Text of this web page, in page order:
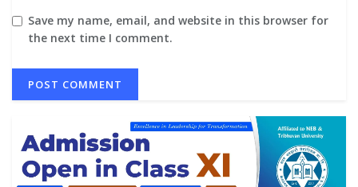
Save my name, email, and website in this browser for
the next time I comment.